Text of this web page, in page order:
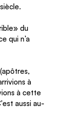
du
qui n’a
à
à cette
aussi au-